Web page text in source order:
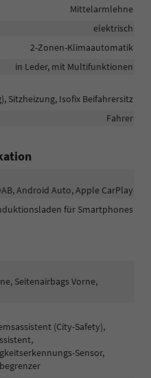
Mittelarmlehne
elektrisch
2-Zonen-Klimaautomatik
in Leder, mit Multifunktionen
Sitzheizung, Isofix Beifahrersitz
Fahrer
Android Auto, Apple CarPlay
für Smartphones
Seitenairbags Vorne,
(City-Safety),
Sensor,